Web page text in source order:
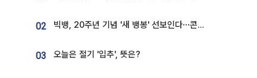
02 빅뱅, 20주년 기념 '새 뱅봉' 선보인다⋯콘서트 앞두고 팝업 개최
03 오늘은 절기 '입추', 뜻은?